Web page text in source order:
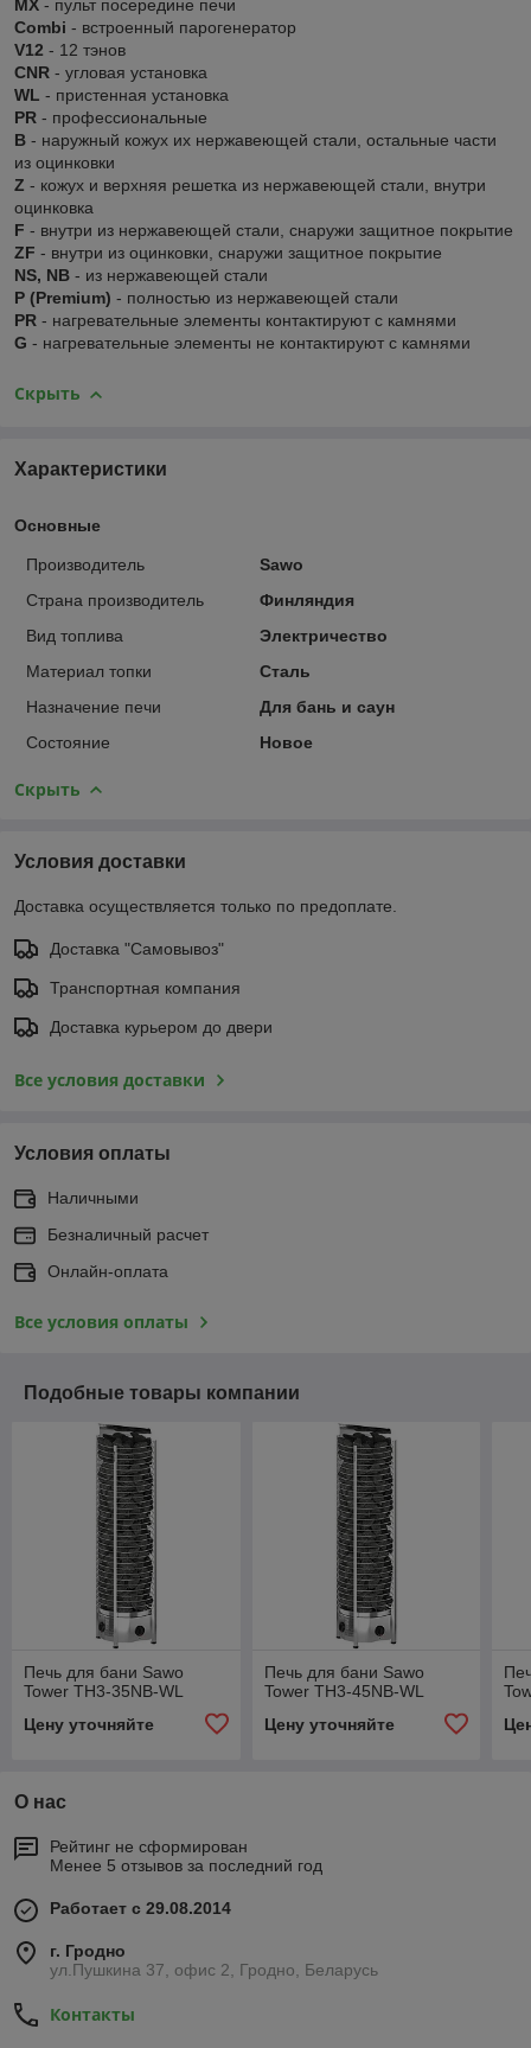
MX - пульт посередине печи
Combi - встроенный парогенератор
V12 - 12 тэнов
CNR - угловая установка
WL - пристенная установка
PR - профессиональные
В - наружный кожух их нержавеющей стали, остальные части
из оцинковки
Z - кожух и верхняя решетка из нержавеющей стали, внутри
оцинковка
F - внутри из нержавеющей стали, снаружи защитное покрытие
ZF - внутри из оцинковки, снаружи защитное покрытие
NS, NB - из нержавеющей стали
P (Premium) - полностью из нержавеющей стали
PR - нагревательные элементы контактируют с камнями
G - нагревательные элементы не контактируют с камнями
Скрыть
Характеристики
Основные
Производитель
Sawo
Страна производитель
Финляндия
Вид топлива
Электричество
Материал топки
Сталь
Назначение печи
Для бань и саун
Состояние
Новое
Скрыть
Условия доставки
Доставка осуществляется только по предоплате.
Доставка "Самовывоз"
Транспортная компания
Доставка курьером до двери
Все условия доставки
Условия оплаты
Наличными
Безналичный расчет
Онлайн-оплата
Все условия оплаты
Подобные товары компании
Печь для бани Sawo
Tower TH3-35NB-WL
Цену уточняйте
Печь для бани Sawo
Tower TH3-45NB-WL
Цену уточняйте
О нас
Рейтинг не сформирован
Менее 5 отзывов за последний год
Работает с 29.08.2014
г. Гродно
ул.Пушкина 37, офис 2, Гродно, Беларусь
Контакты